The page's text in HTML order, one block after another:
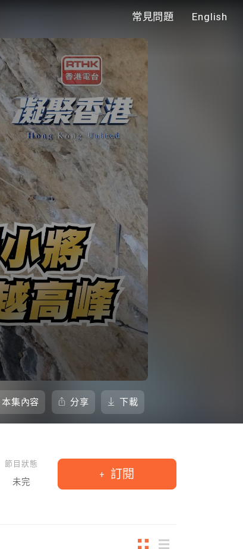
常見問題 English
本集內容 分享 下載
節目狀態
未完
訂閱